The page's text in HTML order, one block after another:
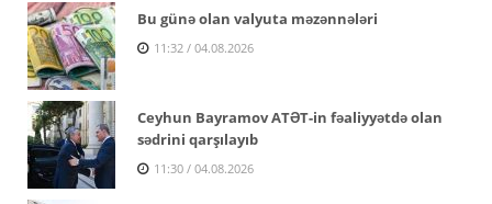
Bu günə olan valyuta məzənnələri
11:32 / 04.08.2026
Ceyhun Bayramov ATƏT-in fəaliyyətdə olan
sədrini qarşılayıb
11:30 / 04.08.2026